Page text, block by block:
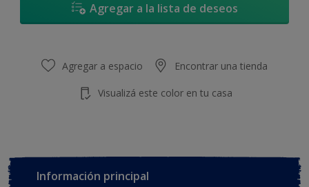
Agregar a la lista de deseos
Agregar a espacio Encontrar una tienda
Visualizá este color en tu casa
Información principal